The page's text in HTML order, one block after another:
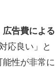
告費による
応良い」と
性が非常に